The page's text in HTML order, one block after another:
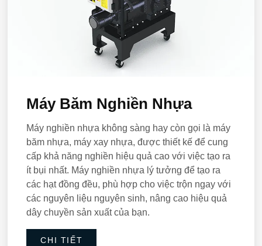
Máy Băm Nghiền Nhựa
Máy nghiền nhựa không sàng hay còn gọi là máy
băm nhựa, máy xay nhựa, được thiết kế để cung
cấp khả năng nghiền hiệu quả cao với việc tạo ra
ít bụi nhất. Máy nghiền nhựa lý tưởng để tạo ra
các hạt đồng đều, phù hợp cho việc trộn ngay với
các nguyên liệu nguyên sinh, nâng cao hiệu quả
dây chuyền sản xuất của bạn.
CHI TIẾT